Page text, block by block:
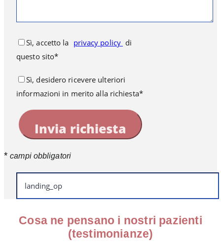
Sì, accetto la privacy policy di
questo sito*
Sì, desidero ricevere ulteriori
informazioni in merito alla richiesta*
*campi obbligatori
Cosa ne pensano i nostri pazienti
(testimonianze)